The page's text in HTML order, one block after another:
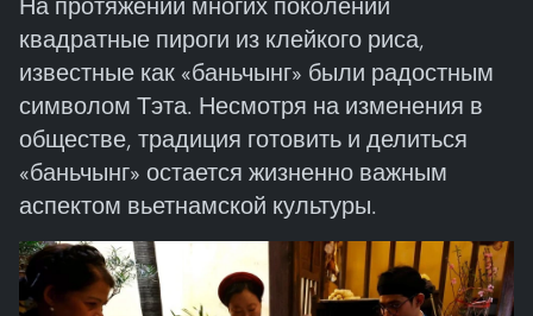
квадратные пироги из клейкого риса,
известные как «баньчынг» были радостным
символом Тэта. Несмотря на изменения в
обществе, традиция готовить и делиться
«баньчынг» остается жизненно важным
аспектом вьетнамской культуры.